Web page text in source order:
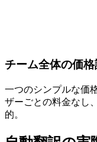
チーム全体の価格
一つのシンプルな価
ザーごとの料金なし
的。